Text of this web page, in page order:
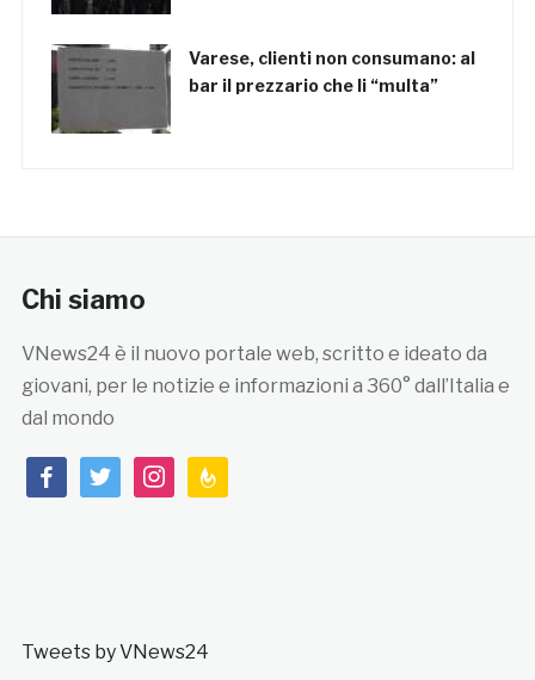
Varese, clienti non consumano: al
bar il prezzario che li “multa”
Chi siamo
VNews24 è il nuovo portale web, scritto e ideato da
giovani, per le notizie e informazioni a 360° dall’Italia e
dal mondo
facebooktwitterinstagramfeedburner
Tweets by VNews24